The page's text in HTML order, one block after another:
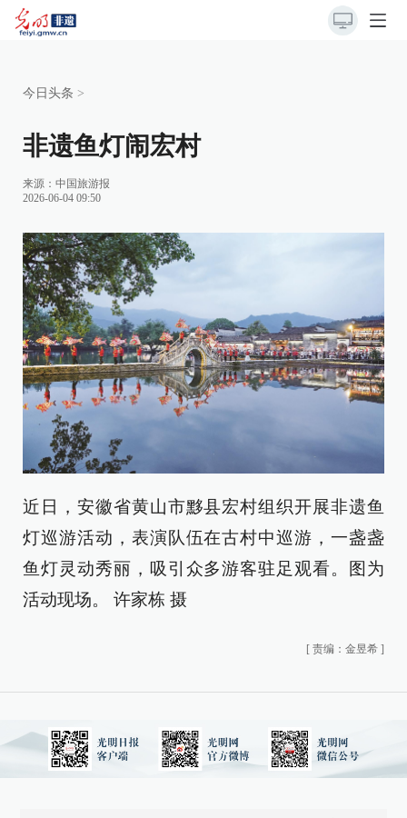
今日头条 >
非遗鱼灯闹宏村
来源： 中国旅游报
2026-06-04 09:50
近日，安徽省黄山市黟县宏村组织开展非遗鱼
灯巡游活动，表演队伍在古村中巡游，一盏盏
鱼灯灵动秀丽，吸引众多游客驻足观看。图为
活动现场。 许家栋 摄
[ 责编：金昱希 ]